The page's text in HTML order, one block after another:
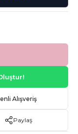
Alışveriş
Paylaş